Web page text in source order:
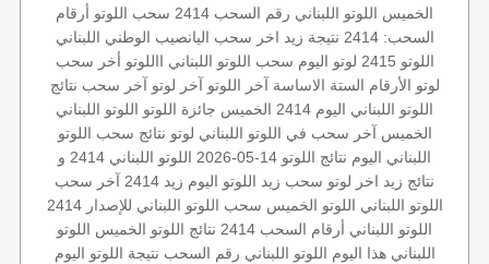
الخميس اللوتو اللبناني رقم السحب 2414 سحب اللوتو أرقام
السحب: 2414
نتيجة زيد اخر سحب اليانصيب الوطني اللبناني
اللوتو 2415
لوتو اليوم سحب اللوتو اللبناني االلوتو أخر سحب
لوتو الأرقام الستة الاساسة آخر اللوتو آخر لوتو آخر سحب نتائج
اللوتو اللبناني اليوم 2414 الخميس جائزة اللوتو اللوتو اللبناني
الخميس آخر سحب في اللوتو اللبناني لوتو نتائج سحب اللوتو
اللبناني اليوم نتائج اللوتو 14-05-2026
اللوتو اللبناني 2414 و
نتائج زيد اخر لوتو سحب زيد اللوتو اليوم زيد 2414
آخر سحب
اللوتو اللبناني اللوتو الخميس سحب اللوتو اللبناني للإصدار 2414
اللوتو اللبناني أرقام السحب 2414
نتائج اللوتو الخميس اللوتو
اللبناني هذا اليوم اللوتو اللبناني رقم السحب نتيجة اللوتو اليوم